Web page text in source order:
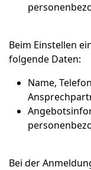
Beim Einstellen
folgende Daten:
Name,
Bei der